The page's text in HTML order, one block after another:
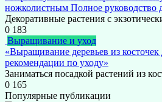
ножколистным Полное руководство
Декоративные растения с
0 183
Выращивание и уход
«Выращивание деревьев из
рекомендации по уходу»
Заниматься посадкой растений из
0 165
Популярные публикации